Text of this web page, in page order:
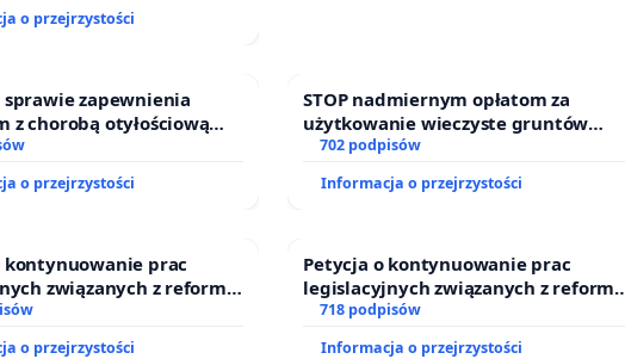
o przejrzystości
sprawie zapewnienia
z chorobą otyłościową
kompleksowego leczenia
o przejrzystości
STOP nadmiernym opłatom za
użytkowanie wieczyste gruntów
zajmowanych przez rodzinne ogrody
702 podpisów
Informacja o przejrzystości
kontynuowanie prac
związanych z reformą
o przejrzystości
Petycja o kontynuowanie prac
legislacyjnych związanych z reformą
prawa rodzinnego
718 podpisów
Informacja o przejrzystości